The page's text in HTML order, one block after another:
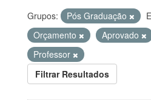
Grupos: Pós Graduação
Orçamento
Aprovado
Professor
Filtrar Resultados